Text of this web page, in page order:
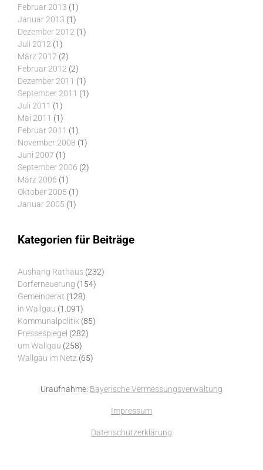
Februar 2013 (1)
Januar 2013 (1)
Dezember 2012 (1)
Juli 2012 (1)
März 2012 (2)
Februar 2012 (2)
Dezember 2011 (1)
September 2011 (1)
Juli 2011 (1)
Mai 2011 (1)
Februar 2011 (1)
November 2008 (1)
Juni 2007 (1)
September 2006 (2)
März 2006 (1)
Oktober 2005 (1)
Januar 2005 (1)
Kategorien für Beiträge
Aushang Rathaus (232)
Dorferneuerung (154)
Gemeinderat (128)
in Wallgau (1.091)
Kommunalpolitik (85)
Pressespiegel (282)
um Wallgau (258)
Wallgau im Netz (65)
Uraufnahme: Bayerische Vermessungsverwaltung
Impressum
Datenschutzerklärung